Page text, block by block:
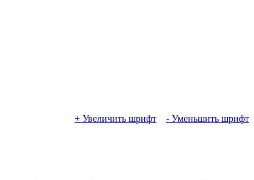
+ Увеличить шрифт - Уменьшить шрифт